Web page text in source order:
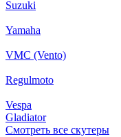
Suzuki
Yamaha
VMC (Vento)
Regulmoto
Vespa
Gladiator
Смотреть все скутеры